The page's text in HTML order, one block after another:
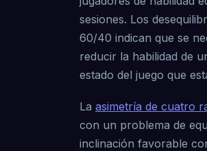
sesiones. Los
60/40 indican que se
reducir la habilidad de
estado del juego que
La asimetría de cuatro
con un problema de
inclinación favorable